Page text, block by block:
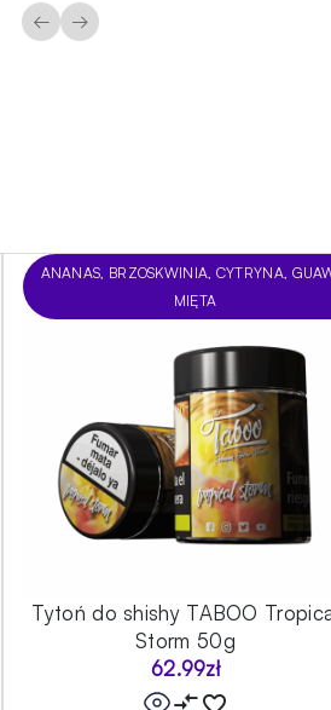
← →
ANANAS, BRZOSKWINIA, CYTRYNA,
MIĘTA
Tytoń do shishy TABOO
Storm 50g
62.99zł